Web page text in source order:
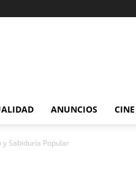
ANUNCIOS
y Sabiduría Popular